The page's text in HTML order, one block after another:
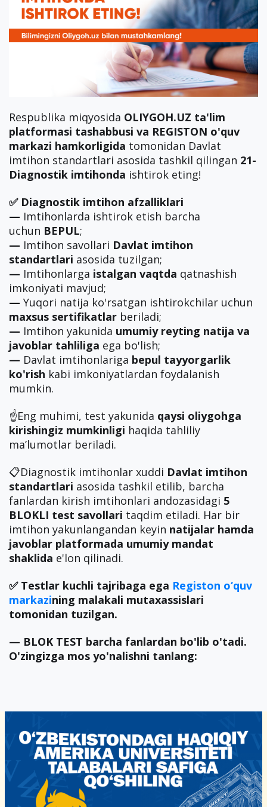
Respublika miqyosida OLIYGOH.UZ ta'lim
platformasi tashabbusi va REGISTON o'quv
markazi hamkorligida tomonidan Davlat
imtihon standartlari asosida tashkil qilingan 21-
Diagnostik imtihonda ishtirok eting!
✅ Diagnostik imtihon afzalliklari
— Imtihonlarda ishtirok etish barcha
uchun BEPUL;
— Imtihon savollari Davlat imtihon
standartlari asosida tuzilgan;
— Imtihonlarga istalgan vaqtda qatnashish
imkoniyati mavjud;
— Yuqori natija ko'rsatgan ishtirokchilar uchun
maxsus sertifikatlar beriladi;
— Imtihon yakunida umumiy reyting natija va
javoblar tahliliga ega bo'lish;
— Davlat imtihonlariga bepul tayyorgarlik
ko'rish kabi imkoniyatlardan foydalanish
mumkin.
☝️Eng muhimi, test yakunida qaysi oliygohga
kirishingiz mumkinligi haqida tahliliy
ma’lumotlar beriladi.
📋Diagnostik imtihonlar xuddi Davlat imtihon
standartlari asosida tashkil etilib, barcha
fanlardan kirish imtihonlari andozasidagi 5
BLOKLI test savollari taqdim etiladi. Har bir
imtihon yakunlangandan keyin natijalar hamda
javoblar platformada umumiy mandat
shaklida e'lon qilinadi.
✅ Testlar kuchli tajribaga ega Registon o‘quv
markazining malakali mutaxassislari
tomonidan tuzilgan.
— BLOK TEST barcha fanlardan bo'lib o'tadi.
O'zingizga mos yo'nalishni tanlang: